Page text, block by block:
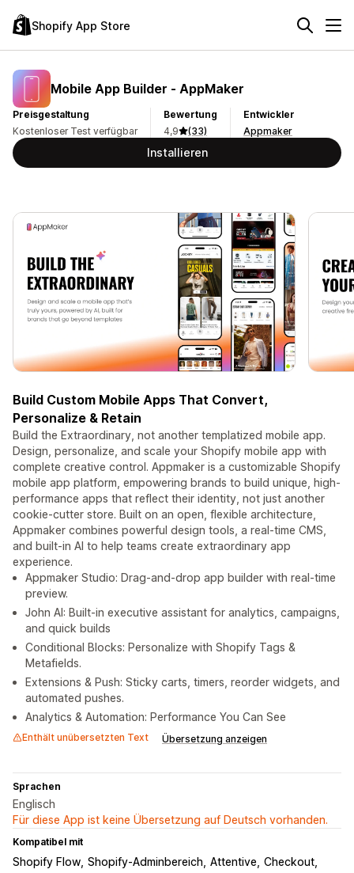
Shopify App Store
Mobile App Builder ‑ AppMaker
Preisgestaltung
Kostenloser Test verfügbar
Bewertung
4,9
(33)
Entwickler
Appmaker
Installieren
Build Custom Mobile Apps That Convert,
Personalize & Retain
Build the Extraordinary, not another templatized mobile app.
Design, personalize, and scale your Shopify mobile app with
complete creative control. Appmaker is a customizable Shopify
mobile app platform, empowering brands to build unique, high-
performance apps that reflect their identity, not just another
cookie-cutter store. Built on an open, flexible architecture,
Appmaker combines powerful design tools, a real-time CMS,
and built-in AI to help teams create extraordinary app
experience.
Appmaker Studio: Drag-and-drop app builder with real-time
preview.
John AI: Built-in executive assistant for analytics, campaigns,
and quick builds
Conditional Blocks: Personalize with Shopify Tags &
Metafields.
Extensions & Push: Sticky carts, timers, reorder widgets, and
automated pushes.
Analytics & Automation: Performance You Can See
Enthält unübersetzten Text Übersetzung anzeigen
Sprachen
Englisch
Für diese App ist keine Übersetzung auf Deutsch vorhanden.
Kompatibel mit
Shopify Flow Shopify-Adminbereich Attentive Checkout